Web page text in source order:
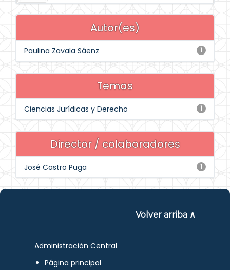
Autor(es)
1
Paulina Zavala Sáenz
Temas
1
Ciencias Jurídicas y Derecho
Director / colaboradores
1
José Castro Puga
Volver arriba ∧
Administración Central
Página principal